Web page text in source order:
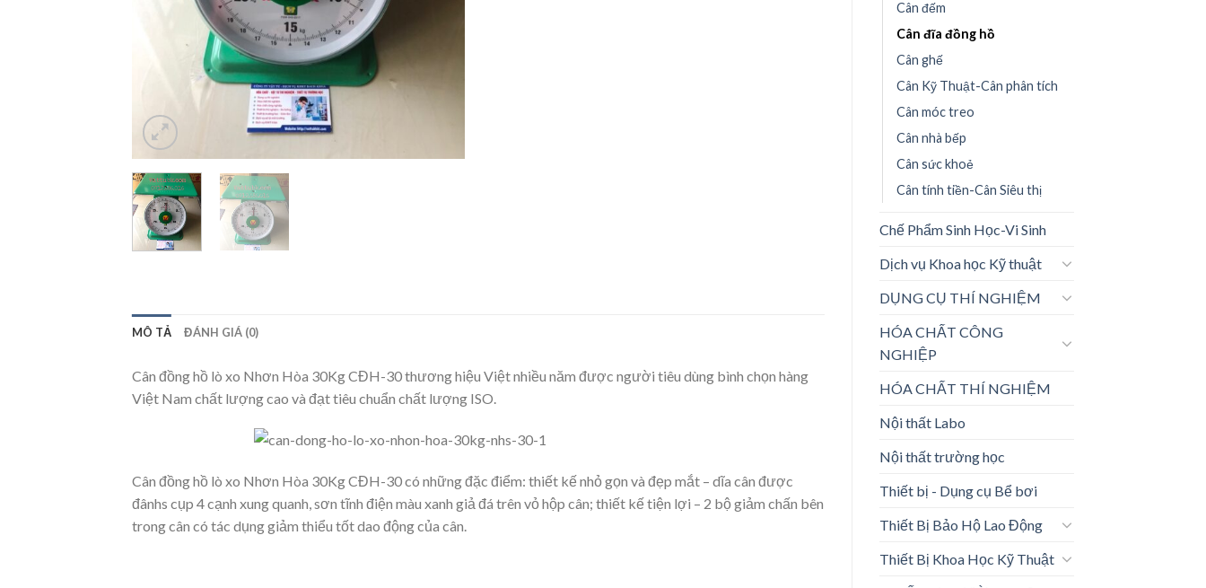
Cân đếm
Cân đĩa đồng hồ
Cân ghế
Cân Kỹ Thuật-Cân phân tích
Cân móc treo
Cân nhà bếp
Cân sức khoẻ
Cân tính tiền-Cân Siêu thị
Chế Phẩm Sinh Học-Vi Sinh
Dịch vụ Khoa học Kỹ thuật
DỤNG CỤ THÍ NGHIỆM
HÓA CHẤT CÔNG
NGHIỆP
HÓA CHẤT THÍ NGHIỆM
Nội thất Labo
Nội thất trường học
Thiết bị - Dụng cụ Bể bơi
Thiết Bị Bảo Hộ Lao Động
Thiết Bị Khoa Học Kỹ Thuật
MÔ TẢ ĐÁNH GIÁ (0)
Cân đồng hồ lò xo Nhơn Hòa 30Kg CĐH-30 thương hiệu Việt nhiều năm được người tiêu dùng bình chọn hàng
Việt Nam chất lượng cao và đạt tiêu chuẩn chất lượng ISO.
Cân đồng hồ lò xo Nhơn Hòa 30Kg CĐH-30 có những đặc điểm: thiết kế nhỏ gọn và đẹp mắt – dĩa cân được
đânhs cụp 4 cạnh xung quanh, sơn tĩnh điện màu xanh giả đá trên vỏ hộp cân; thiết kế tiện lợi – 2 bộ giảm chấn bên
trong cân có tác dụng giảm thiểu tốt dao động của cân.